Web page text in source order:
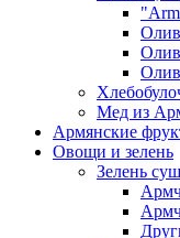
Мед из
Армянские
Овощи и зелень
Зелень